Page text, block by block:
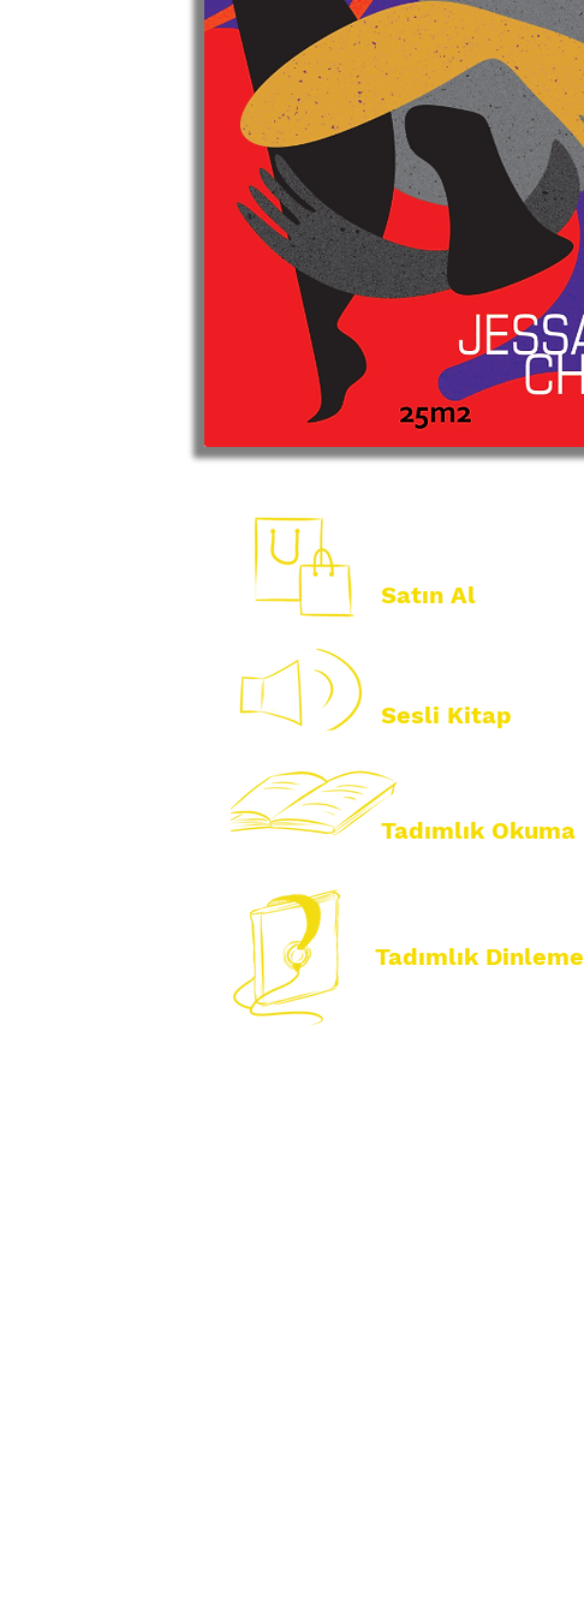
Satın Al
Sesli Kitap
Tadımlık Okuma
Tadımlık Dinleme